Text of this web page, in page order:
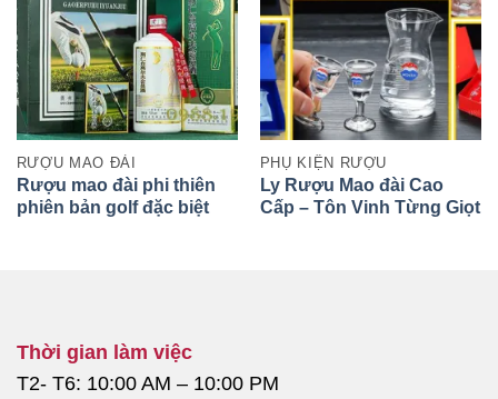
RƯỢU MAO ĐÀI
Rượu mao đài phi thiên
phiên bản golf đặc biệt
PHỤ KIỆN RƯỢU
Ly Rượu Mao đài Cao
Cấp – Tôn Vinh Từng Giọt
Thời gian làm việc
T2- T6: 10:00 AM – 10:00 PM